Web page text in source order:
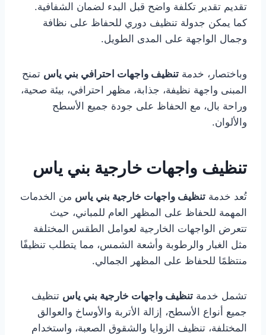
تقديم تقدير تكلفة واضح قبل البدء لضمان الشفافية.
كما يمكن جدولة تنظيف دوري للحفاظ على نظافة
وجمال الواجهة على المدى الطويل.
وباختصار، خدمة تنظيف واجهات احترافي بني ياس تمنح
المبنى واجهة نظيفة، جذابة، مظهر احترافي، بيئة صحية،
وراحة بال، مع الحفاظ على جودة جميع الأسطح
والألوان.
تنظيف واجهات خارجية بني ياس
تُعد خدمة تنظيف واجهات خارجية بني ياس من الخدمات
المهمة للحفاظ على المظهر العام للمباني، حيث
تتعرض الواجهات الخارجية لعوامل الطقس المختلفة
مثل الغبار والرطوبة وأشعة الشمس، مما يتطلب تنظيفًا
منتظمًا للحفاظ على المظهر الجمالي.
تشمل خدمة تنظيف واجهات خارجية بني ياس تنظيف
جميع أنواع الأسطح، إزالة الأتربة والأوساخ والعوالق
المختلفة، تنظيف الزوايا والشقوق الصعبة، واستخدام